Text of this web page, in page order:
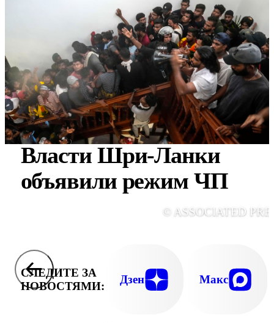
Власти Шри-Ланки
объявили режим ЧП
© ASSOCIATED
СЛЕДИТЕ ЗА
НОВОСТЯМИ:
Дзен Макс